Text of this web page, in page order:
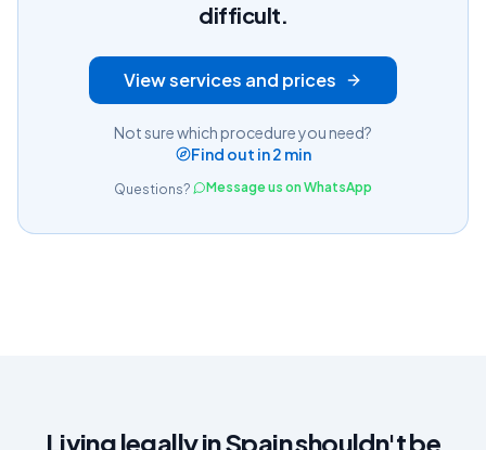
difficult.
View services and prices
Not sure which procedure you need?
Find out in 2 min
Questions? Message us on WhatsApp
Living legally in Spain shouldn't be